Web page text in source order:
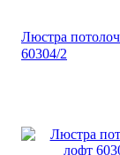
Люстра
60304/2